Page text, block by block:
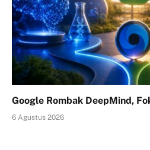
Google Rombak DeepMind,
6 Agustus 2026